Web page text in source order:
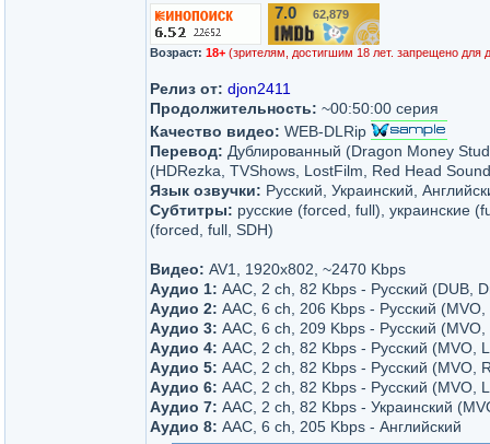
7.0 62,879
Возраст: 18+ (зрителям, достигшим 18 лет. запрещено для
Релиз от: djon2411
Продолжительность: ~00:50:00 серия
Качество видео: WEB-DLRip
Перевод: Дублированный (Dragon Money
(HDRezka, TVShows, LostFilm, Red Head
Язык озвучки: Русский, Украинский,
Субтитры: русские (forced, full), украинские
(forced, full, SDH)
Видео: AV1, 1920x802, ~2470 Kbps
Аудио 1: AAC, 2 ch, 82 Kbps - Русский (DUB,
Аудио 2: AAC, 6 ch, 206 Kbps - Русский
Аудио 3: AAC, 6 ch, 209 Kbps - Русский
Аудио 4: AAC, 2 ch, 82 Kbps - Русский (MVO,
Аудио 5: AAC, 2 ch, 82 Kbps - Русский (MVO,
Аудио 6: AAC, 2 ch, 82 Kbps - Русский (MVO,
Аудио 7: AAC, 2 ch, 82 Kbps - Украинский
Аудио 8: AAC, 6 ch, 205 Kbps - Английский